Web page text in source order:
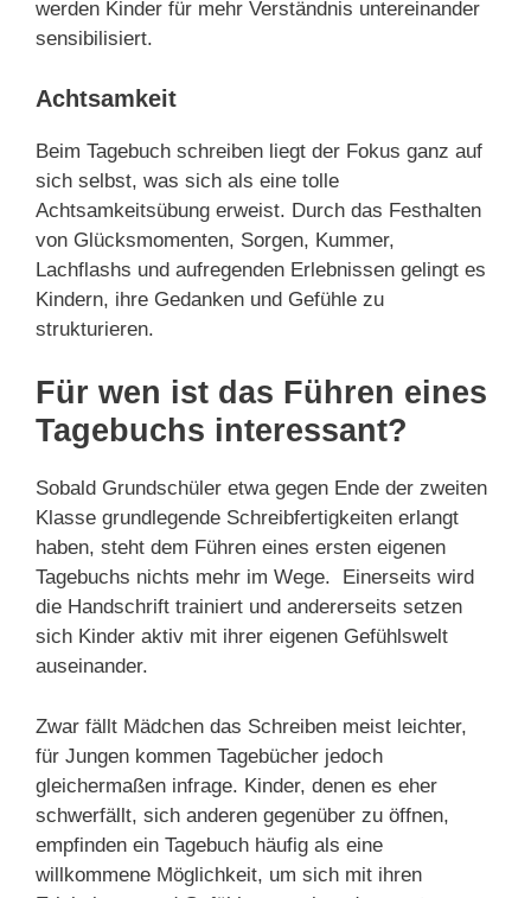
werden Kinder für mehr Verständnis untereinander
sensibilisiert.
Achtsamkeit
Beim Tagebuch schreiben liegt der Fokus ganz auf
sich selbst, was sich als eine tolle
Achtsamkeitsübung erweist. Durch das Festhalten
von Glücksmomenten, Sorgen, Kummer,
Lachflashs und aufregenden Erlebnissen gelingt es
Kindern, ihre Gedanken und Gefühle zu
strukturieren.
Für wen ist das Führen eines
Tagebuchs interessant?
Sobald Grundschüler etwa gegen Ende der zweiten
Klasse grundlegende Schreibfertigkeiten erlangt
haben, steht dem Führen eines ersten eigenen
Tagebuchs nichts mehr im Wege. Einerseits wird
die Handschrift trainiert und andererseits setzen
sich Kinder aktiv mit ihrer eigenen Gefühlswelt
auseinander.
Zwar fällt Mädchen das Schreiben meist leichter,
für Jungen kommen Tagebücher jedoch
gleichermaßen infrage. Kinder, denen es eher
schwerfällt, sich anderen gegenüber zu öffnen,
empfinden ein Tagebuch häufig als eine
willkommene Möglichkeit, um sich mit ihren